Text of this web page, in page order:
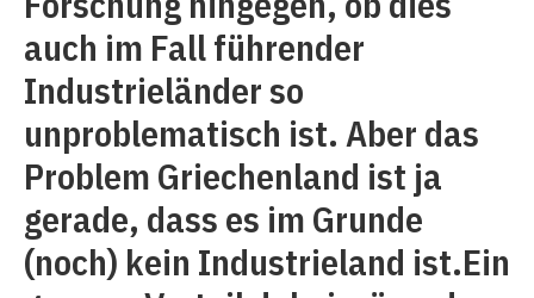
auch im Fall führender
Industrieländer so
unproblematisch ist. Aber das
Problem Griechenland ist ja
gerade, dass es im Grunde
(noch) kein Industrieland ist.Ein